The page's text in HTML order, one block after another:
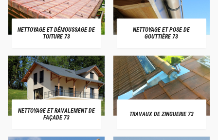
NETTOYAGE ET DÉMOUSSAGE DE
TOITURE 73
NETTOYAGE ET POSE DE
GOUTTIÈRE 73
NETTOYAGE ET RAVALEMENT DE
FAÇADE 73
TRAVAUX DE ZINGUERIE 73